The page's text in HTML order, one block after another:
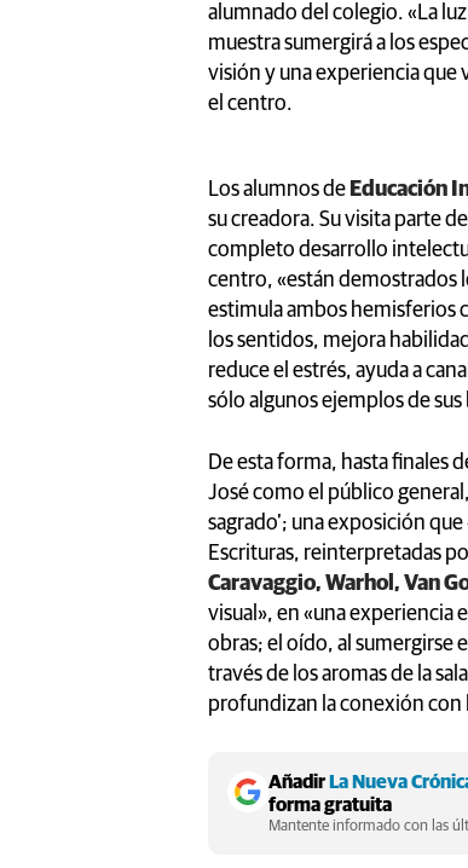
alumnado del colegio. «La
muestra sumergirá a los
visión y una experiencia que
el centro.
Los alumnos de Educación
su creadora. Su visita parte
completo desarrollo
centro, «están demostrados
estimula ambos hemisferios
los sentidos, mejora
reduce el estrés, ayuda a
sólo algunos ejemplos de
De esta forma, hasta finales
José como el público
sagrado’; una exposición
Escrituras, reinterpretadas
Caravaggio, Warhol, Van
visual», en «una experiencia
obras; el oído, al sumergirse
través de los aromas de la
profundizan la conexión con
AñadirLa Nueva
forma gratuita
Mantente informado con las